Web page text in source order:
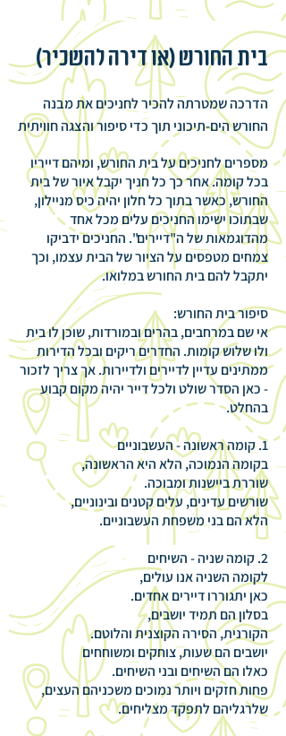
בית החורש (או דירה להשכיר)
הדרכה שמטרתה להכיר לחניכים את מבנה
החורש הים-תיכוני תוך כדי סיפור והצגה חוויתית
מספרים לחניכים על בית החורש, ומיהם דייריו
בכל קומה. אחר כך כל חניך יקבל איור של בית
החורש, כאשר בתוך כל חלון יהיה כיס מניילון,
שבתוכו ישימו החניכים עלים מכל אחד
מהדוגמאות של ה"דיירים". החניכים ידביקו
צמחים מטפסים על הציור של הבית עצמו, וכך
יתקבל להם בית החורש במלואו.
סיפור בית החורש:
אי שם במרחבים, בהרים ובמורדות, שוכן לו בית
ולו שלוש קומות. החדרים ריקים ובכל הדירות
ממתינים עדיין לדיירים ולדיירות. אך צריך לזכור
- כאן הסדר שולט ולכל דייר יהיה מקום קבוע
בהחלט.
1. קומה ראשונה - העשבוניים
בקומה הנמוכה, הלא היא הראשונה,
שוררת ביישנות ומבוכה.
שורשים עדינים, עלים קטנים ובינוניים,
הלא הם בני משפחת העשבוניים.
2. קומה שניה - השיחים
לקומה השניה אנו עולים,
כאן יתגוררו דיירים אחדים.
בסלון הם תמיד יושבים,
הקורנית, הסירה הקוצנית והלוטם.
יושבים הם שעות, צוחקים ומשוחחים
כאלו הם השיחים ובני השיחים.
פחות חזקים ויותר נמוכים משכניהם העצים,
שלרגליהם לתפקד מצליחים.